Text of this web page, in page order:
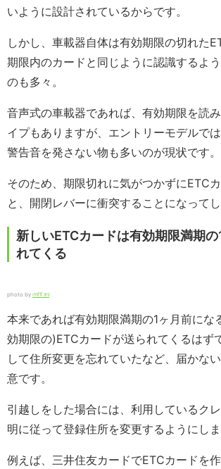
いように設計されているからです。
しかし、車載器自体は有効期限の切れた
期限内のカードと同じように認識するよ
のも多々。
音声式の車載器であれば、有効期限を読
イプもありますが、エントリーモデルで
警告音を発さない物も多いのが現状です。
そのため、期限切れに気がつかずにETC
と、開閉レバーに衝突することになってし
新しいETCカードは有効期限満期
れてくる
photo by দেবর্ষি রায়
本来であれば有効期限満期の1ヶ月前にな
効期限の)ETCカードが送られてくるはず
して住所変更を忘れていたなど、届かな
意です。
引越しをした場合には、利用しているク
明に従って登録住所を変更するようにしま
例えば、三井住友カードでETCカードを